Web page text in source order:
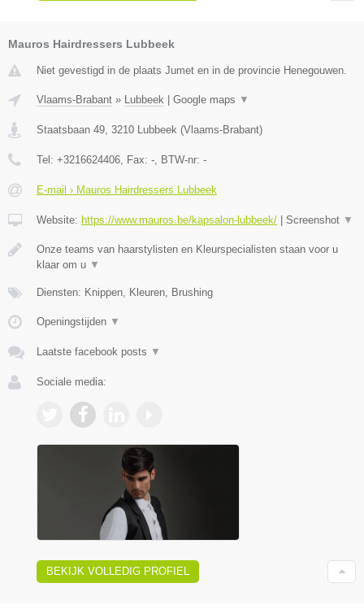
Mauros Hairdressers Lubbeek
Niet gevestigd in de plaats Jumet en in de provincie Henegouwen.
Vlaams-Brabant » Lubbeek | Google maps ▼
Staatsbaan 49 3210 Lubbeek (Vlaams-Brabant)
Tel: +3216624406 , Fax: - , BTW-nr: -
E-mail › Mauros Hairdressers Lubbeek
Website: https://www.mauros.be/kapsalon-lubbeek/ | Screenshot ▼
Onze teams van haarstylisten en Kleurspecialisten staan voor u
klaar om u ▼
Diensten: Knippen, Kleuren, Brushing
Openingstijden ▼
Laatste facebook posts ▼
Sociale media:
BEKIJK VOLLEDIG PROFIEL